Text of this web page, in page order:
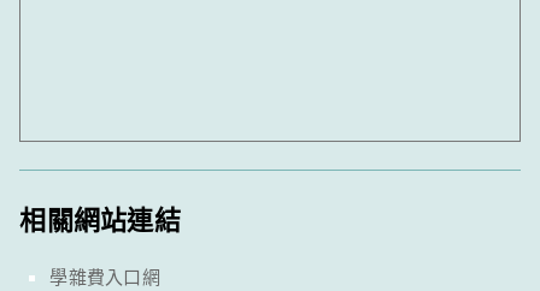
相關網站連結
學雜費入口網